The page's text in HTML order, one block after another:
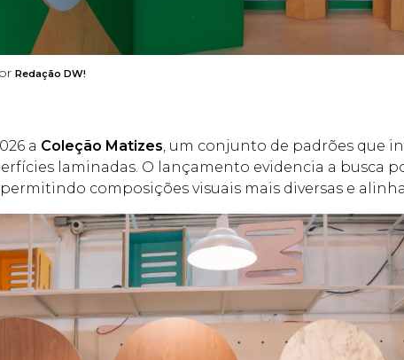
Redação DW!
a Coleção Matizes, um conjunto de padrões que
laminadas. O lançamento evidencia a busca
composições visuais mais diversas e